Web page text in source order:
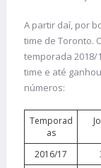
A partir daí, por
time de Toronto.
temporada 2018/
time e até
números:
Temporad
as
2016/17